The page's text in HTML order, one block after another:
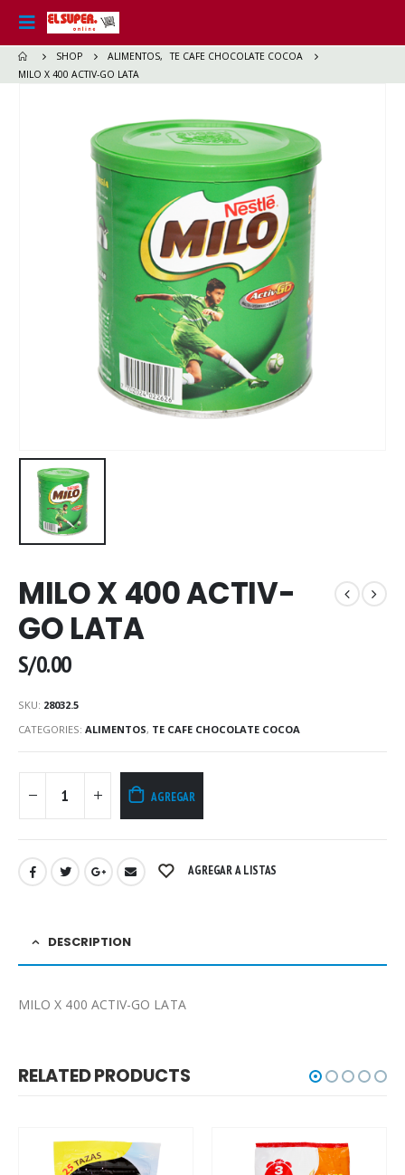
SHOP ALIMENTOS,
TE CAFE CHOCOLATE COCOA
MILO X 400 ACTIV-GO LATA
MILO X 400 ACTIV-
GO LATA
S/0.00
SKU: 28032.5
CATEGORIES: ALIMENTOS, TE CAFE CHOCOLATE COCOA
AGREGAR
AGREGAR A LISTAS
DESCRIPTION
MILO X 400 ACTIV-GO LATA
RELATED PRODUCTS